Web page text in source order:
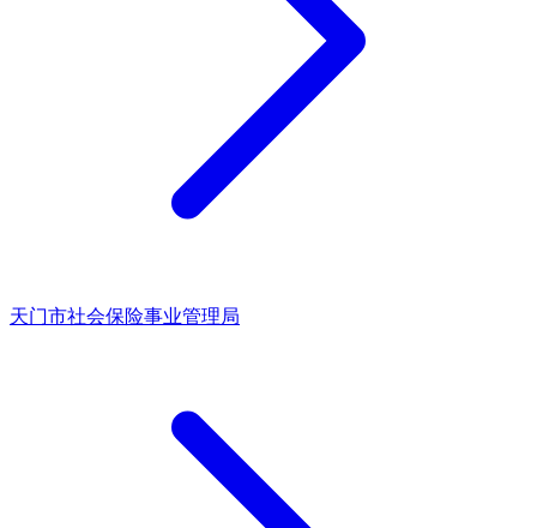
天门市社会保险事业管理局